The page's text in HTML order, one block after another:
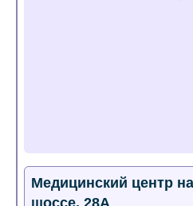
Медицинский центр
шоссе, 28А